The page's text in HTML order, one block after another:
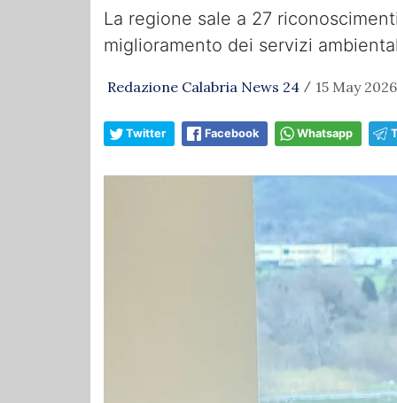
La regione sale a 27
miglioramento dei servizi
Redazione Calabria News 24 / 15 May
Twitter Facebook Whatsapp